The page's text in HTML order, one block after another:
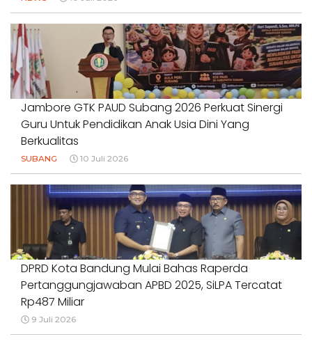
Jambore GTK PAUD Subang 2026 Perkuat Sinergi
Guru Untuk Pendidikan Anak Usia Dini Yang
Berkualitas
SUBANG 10 Juli 2026
DPRD Kota Bandung Mulai Bahas Raperda
Pertanggungjawaban APBD 2025, SiLPA Tercatat
Rp487 Miliar
9 Juli 2026